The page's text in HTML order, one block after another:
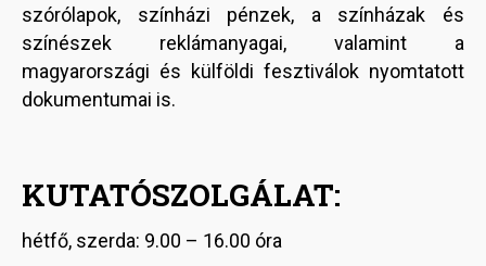
szórólapok, színházi pénzek, a színházak és
színészek reklámanyagai, valamint a
magyarországi és külföldi fesztiválok nyomtatott
dokumentumai is.
KUTATÓSZOLGÁLAT:
hétfő, szerda: 9.00 – 16.00 óra